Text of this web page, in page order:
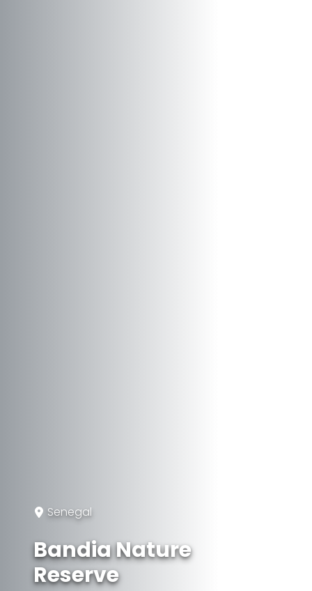
Senegal
Bandia Nature
Reserve